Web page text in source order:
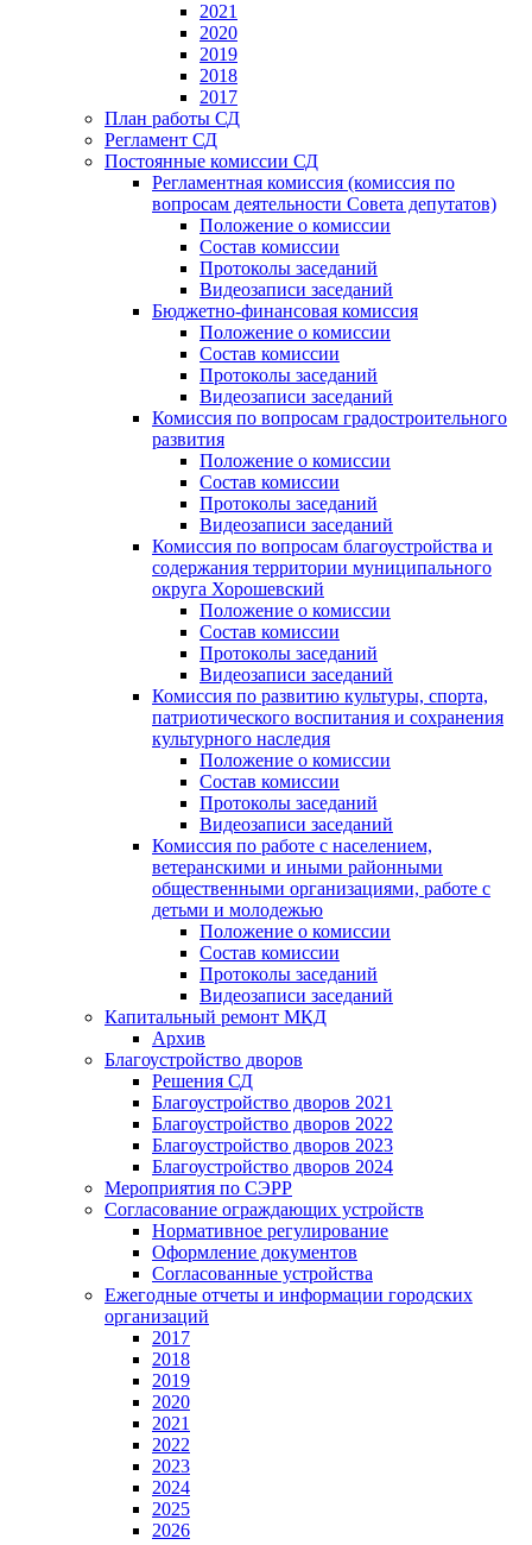
2021
2020
2019
2018
2017
План работы СД
Регламент СД
Постоянные комиссии СД
Регламентная комиссия (комиссия по
вопросам деятельности Совета депутатов)
Положение о комиссии
Состав комиссии
Протоколы заседаний
Видеозаписи заседаний
Бюджетно-финансовая комиссия
Положение о комиссии
Состав комиссии
Протоколы заседаний
Видеозаписи заседаний
Комиссия по вопросам градостроительного
развития
Положение о комиссии
Состав комиссии
Протоколы заседаний
Видеозаписи заседаний
Комиссия по вопросам благоустройства и
содержания территории муниципального
округа Хорошевский
Положение о комиссии
Состав комиссии
Протоколы заседаний
Видеозаписи заседаний
Комиссия по развитию культуры, спорта,
патриотического воспитания и сохранения
культурного наследия
Положение о комиссии
Состав комиссии
Протоколы заседаний
Видеозаписи заседаний
Комиссия по работе с населением,
ветеранскими и иными районными
общественными организациями, работе с
детьми и молодежью
Положение о комиссии
Состав комиссии
Протоколы заседаний
Видеозаписи заседаний
Капитальный ремонт МКД
Архив
Благоустройство дворов
Решения СД
Благоустройство дворов 2021
Благоустройство дворов 2022
Благоустройство дворов 2023
Благоустройство дворов 2024
Мероприятия по СЭРР
Согласование ограждающих устройств
Нормативное регулирование
Оформление документов
Согласованные устройства
Ежегодные отчеты и информации городских
организаций
2017
2018
2019
2020
2021
2022
2023
2024
2025
2026